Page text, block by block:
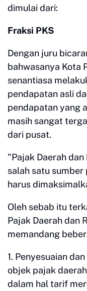
dimulai dari:
Fraksi PKS
Dengan juru
bahwasanya Kota
senantiasa
pendapatan asli
pendapatan yang
masih sangat
dari pusat.
"Pajak Daerah
salah satu
harus
Oleh sebab itu
Pajak Daerah dan
memandang
1. Penyesuaian
objek pajak
dalam hal tarif